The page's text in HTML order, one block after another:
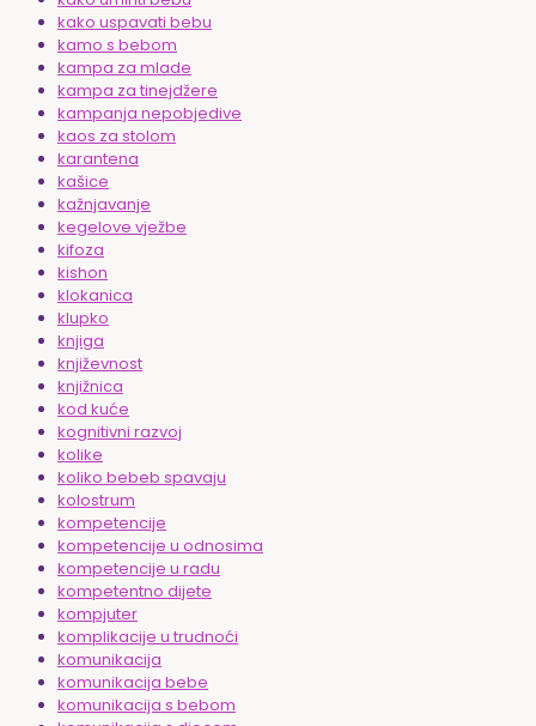
kako uspavati bebu
kamo s bebom
kampa za mlade
kampa za tinejdžere
kampanja nepobjedive
kaos za stolom
karantena
kašice
kažnjavanje
kegelove vježbe
kifoza
kishon
klokanica
klupko
knjiga
književnost
knjižnica
kod kuće
kognitivni razvoj
kolike
koliko bebeb spavaju
kolostrum
kompetencije
kompetencije u odnosima
kompetencije u radu
kompetentno dijete
kompjuter
komplikacije u trudnoći
komunikacija
komunikacija bebe
komunikacija s bebom